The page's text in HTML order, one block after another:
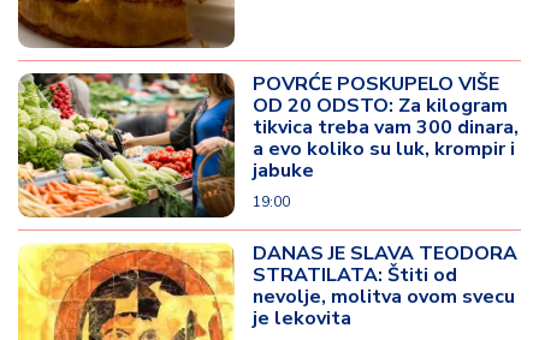
POVRĆE POSKUPELO VIŠE
OD 20 ODSTO: Za kilogram
tikvica treba vam 300 dinara,
a evo koliko su luk, krompir i
jabuke
19:00
DANAS JE SLAVA TEODORA
STRATILATA: Štiti od
nevolje, molitva ovom svecu
je lekovita